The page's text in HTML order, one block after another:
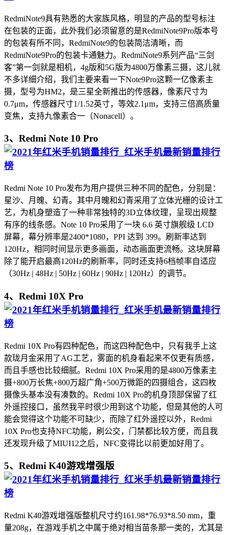
RedmiNote9具有熟悉的大家族风格，明显的产品的型号标注
在包装的正面，此外我们必须留意的是RedmiNote9Pro版本号
的包装有所不同，RedmiNote9的包装简洁清晰，而
RedmiNote9Pro的包装卡通魅力。RedmiNote9系列产品“三剑
客”第一剑就是相机，4g版和5G版为4800万像素三摄，这儿就
不多详细介绍，我们主要来看一下Note9Pro这颗一亿像素主
摄，型号为HM2，是三星全新推出的传感器，像素尺寸为
0.7μm，传感器尺寸1/1.52英寸，等效2.1μm，支持三倍高质量
变焦，支持九像素合一（Nonacell）。
3、Redmi Note 10 Pro
Redmi Note 10 Pro发布为用户提供三种不同的配色，分别是：
星沙、月魄、幻青。其中月魄和幻青采用了立体光栅的设计工
艺，为机身塑造了一种非常独特的3D立体纹理，呈现出规整
有序的线条感。Note 10 Pro采用了一块 6.6 英寸旗舰级 LCD
屏幕，幕分辨率是2400*1080，PPI 达到 399。刷新率达到
120Hz，相同时间显示更多画面，动态画面更流畅。这块屏幕
除了能开启最高120Hz的刷新率，同时还支持6档帧率自适应
（30Hz | 48Hz | 50Hz | 60Hz | 90Hz | 120Hz）的调节。
4、Redmi 10X Pro
Redmi 10X Pro有四种配色，而这四种配色中，只有我手上这
款珑月金采用了AG工艺，雾面的机身看起来不仅更有质感，
而且手感也比较细腻。Redmi 10X Pro采用的是4800万像素主
摄+800万长焦+800万超广角+500万微距的四摄组合，这四枚
摄像头基本没有凑数的。Redmi 10X Pro的机身顶部保留了红
外遥控接口，虽然我平时很少用到这个功能，但是其他的人可
能会觉得这个功能不可缺少，而除了红外遥控以外，Redmi
10X Pro也支持NFC功能，刷公交，门禁都比较方便，而且我
还发现升级了MIUI12之后，NFC变得比以前更加好用了。
5、Redmi K40游戏增强版
Redmi K40游戏增强版整机尺寸约161.98*76.93*8.50 mm，重
量208g，在游戏手机之中属于绝对相当苗条那一类的，尤其是